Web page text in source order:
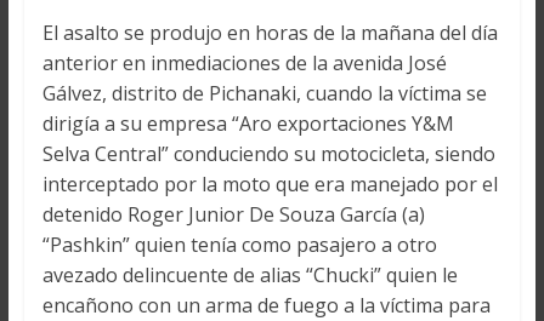
El asalto se produjo en horas de la mañana del día
anterior en inmediaciones de la avenida José
Gálvez, distrito de Pichanaki, cuando la víctima se
dirigía a su empresa “Aro exportaciones Y&M
Selva Central” conduciendo su motocicleta, siendo
interceptado por la moto que era manejado por el
detenido Roger Junior De Souza García (a)
“Pashkin” quien tenía como pasajero a otro
avezado delincuente de alias “Chucki” quien le
encañono con un arma de fuego a la víctima para